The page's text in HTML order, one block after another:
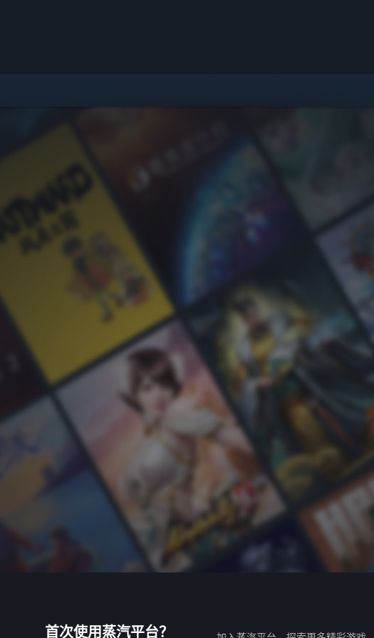
首次使用蒸汽平台？